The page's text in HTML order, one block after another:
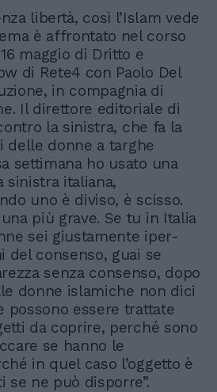
libertà, così l’Islam vede
è affrontato nel corso
maggio di Dritto e
di Rete4 con Paolo Del
in compagnia di
Il direttore editoriale di
la sinistra, che fa la
delle donne a targhe
settimana ho usato una
sinistra italiana,
uno è diviso, è scisso.
più grave. Se tu in Italia
sei giustamente iper-
del consenso, guai se
senza consenso, dopo
donne islamiche non dici
possono essere trattate
da coprire, perché sono
se hanno le
in quel caso l’oggetto è
ne può disporre”.